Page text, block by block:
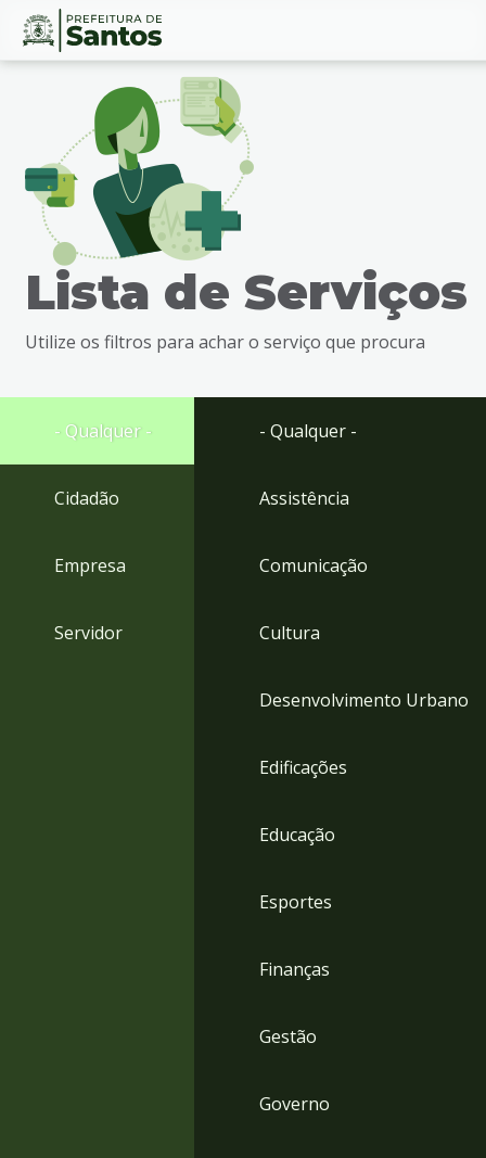
Ir
busca
Ir
rodapé
Conteúdo
Lista de Serviços
Utilize os filtros para achar o serviço que procura
- Qualquer -
Cidadão
Empresa
Servidor
- Qualquer -
Assistência
Comunicação
Cultura
Desenvolvimento Urbano
Edificações
Educação
Esportes
Finanças
Gestão
Governo